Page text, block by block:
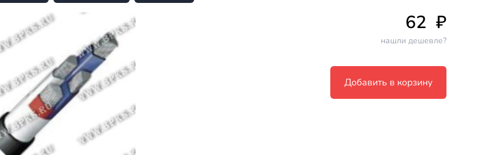
62 ₽
нашли дешевле?
Добавить в корзину